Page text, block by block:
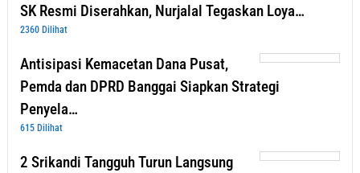
SK Resmi Diserahkan, Nurjalal Tegaskan Loya…
2360 Dilihat
Antisipasi Kemacetan Dana Pusat,
Pemda dan DPRD Banggai Siapkan Strategi
Penyela…
615 Dilihat
2 Srikandi Tangguh Turun Langsung